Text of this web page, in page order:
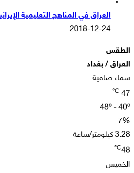
العراق في المناهج التعليمية
2018-12-24
الطقس
العراق / بغداد
سماء صافية
47
℃
48º - 40º
7%
3.28 كيلومتر/ساعة
48
℃
الخميس